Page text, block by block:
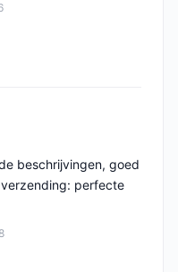
beschrijvingen, goed
perfecte